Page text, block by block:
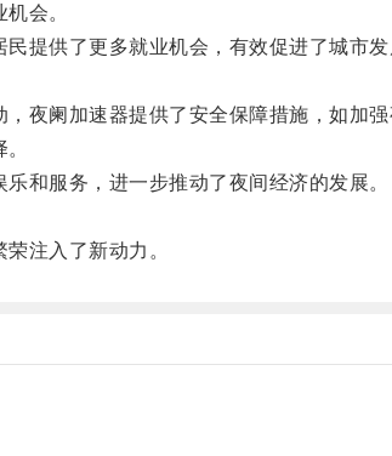
会。
提供了更多就业机会，有效促进了城市
阑加速器提供了安全保障措施，如加
服务，进一步推动了夜间经济的发展。
注入了新动力。